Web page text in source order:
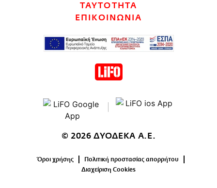
ΤΑΥΤΟΤΗΤΑ
ΕΠΙΚΟΙΝΩΝΙΑ
© 2026 ΔΥΟΔΕΚΑ Α.Ε.
Όροι χρήσης
Πολιτική προστασίας απορρήτου
Διαχείριση Cookies